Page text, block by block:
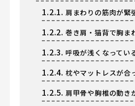
1.2.1. 肩まわりの筋肉が緊
1.2.2. 巻き肩・猫背で胸ま
1.2.3. 呼吸が浅くなってい
1.2.4. 枕やマットレスが合
1.2.5. 肩甲骨や胸椎の動き